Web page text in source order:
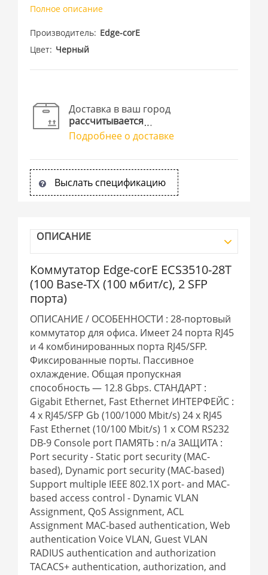
Полное описание
Производитель Edge-corE
Цвет Черный
Доставка в ваш город
рассчитывается
Подробнее о доставке
Выслать спецификацию
ОПИСАНИЕ
Коммутатор Edge-corE ECS3510-28T
(100 Base-TX (100 мбит/с), 2 SFP
порта)
ОПИСАНИЕ / ОСОБЕННОСТИ : 28-портовый
коммутатор для офиса. Имеет 24 порта RJ45
и 4 комбинированных порта RJ45/SFP.
Фиксированные порты. Пассивное
охлаждение. Общая пропускная
способность — 12.8 Gbps. СТАНДАРТ :
Gigabit Ethernet, Fast Ethernet ИНТЕРФЕЙС :
4 x RJ45/SFP Gb (100/1000 Mbit/s) 24 x RJ45
Fast Ethernet (10/100 Mbit/s) 1 x COM RS232
DB-9 Console port ПАМЯТЬ : n/a ЗАЩИТА :
Port security - Static port security (MAC-
based), Dynamic port security (MAC-based)
Support multiple IEEE 802.1X port- and MAC-
based access control - Dynamic VLAN
Assignment, QoS Assignment, ACL
Assignment MAC-based authentication, Web
authentication Voice VLAN, Guest VLAN
RADIUS authentication and authorization
TACACS+ authentication, authorization, and